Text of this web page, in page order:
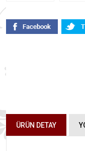
ÜRÜN DETAY